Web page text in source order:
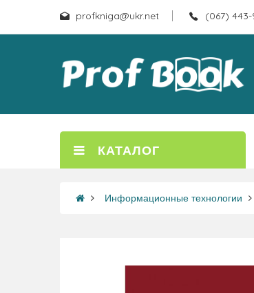
profkniga@ukr.net (067)
КАТАЛОГ
Информационные технологии